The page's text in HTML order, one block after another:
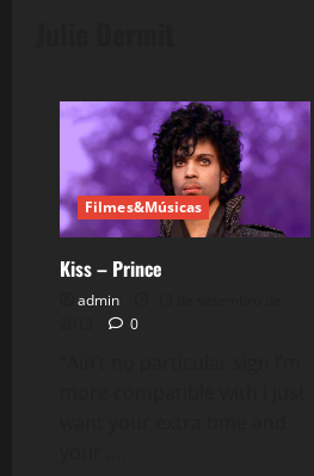
Filmes&Músicas
Kiss – Prince
admin
0